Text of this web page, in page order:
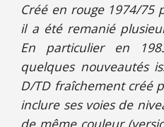
Créé en rouge 1974/75
il a été remanié
En particulier en
quelques nouveautés
D/TD fraîchement créé
inclure ses voies de
de même couleur